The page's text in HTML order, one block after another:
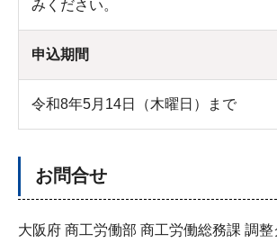
みください。
申込期間
令和8年5月14日（木曜日）まで
お問合せ
大阪府 商工労働部 商工労働総務課 調